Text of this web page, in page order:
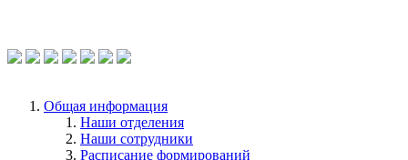
Общая информация
Наши отделения
Наши сотрудники
Расписание формирований